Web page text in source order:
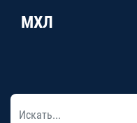
МХЛ